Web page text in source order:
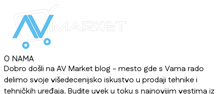
O NAMA
Dobro došli na AV Market blog - mesto gde s Vama rado
delimo svoje višedecenijsko iskustvo u prodaji tehnike i
tehničkih uređaja. Budite uvek u toku s najnovijim vestima iz